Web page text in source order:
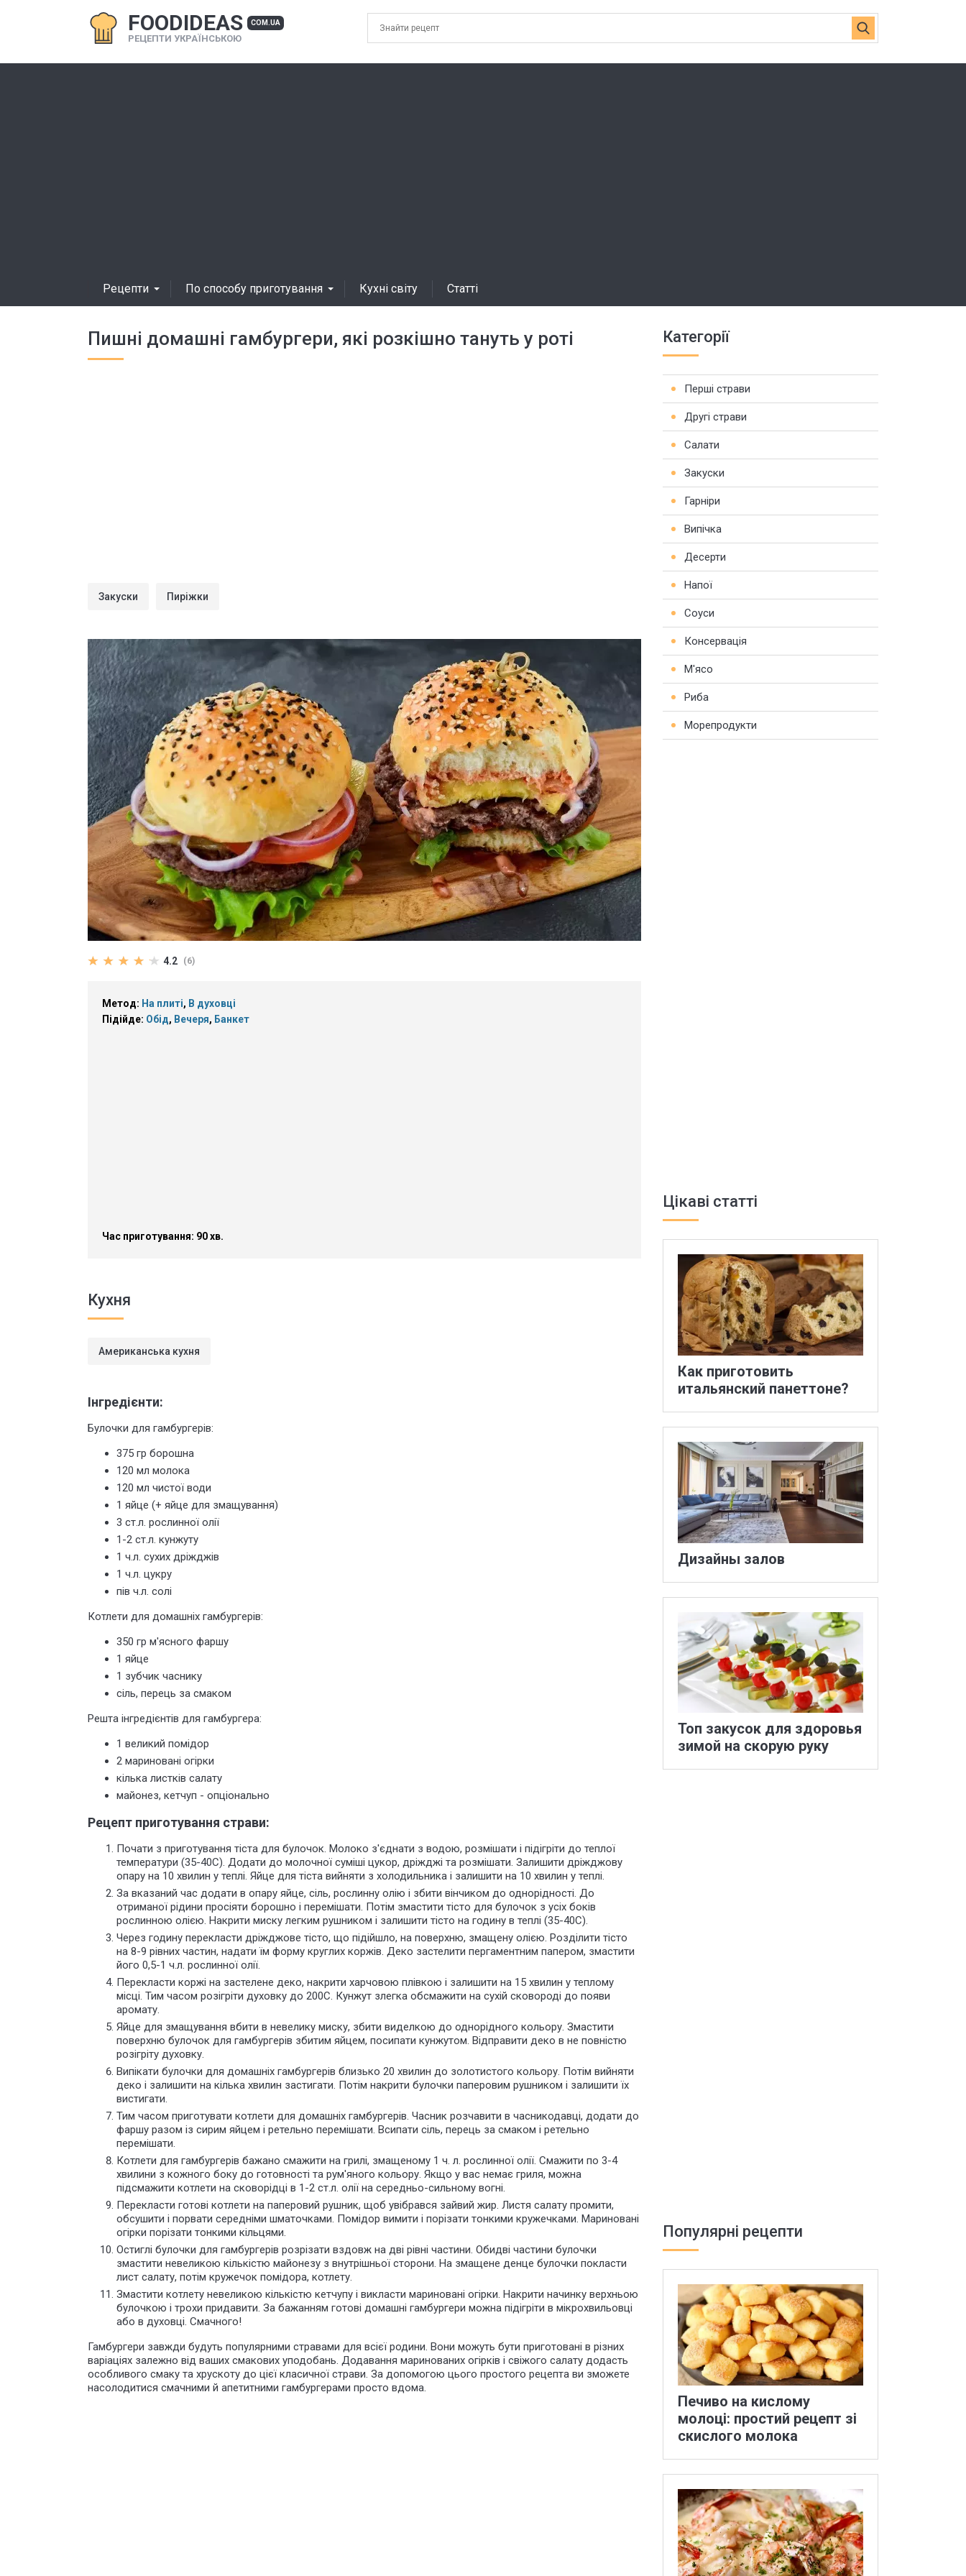
FOODIDEAS COM.UA
РЕЦЕПТИ УКРАЇНСЬКОЮ
Рецепти По способу приготування Кухні світу Статті
Пишні домашні гамбургери, які розкішно тануть у роті
Закуски Пиріжки
4.2 (6)
Метод: На плиті, В духовці
Підійде: Обід, Вечеря, Банкет
Час приготування: 90 хв.
Кухня
Американська кухня
Інгредієнти:
Булочки для гамбургерів:
375 гр борошна
120 мл молока
120 мл чистої води
1 яйце (+ яйце для змащування)
3 ст.л. рослинної олії
1-2 ст.л. кунжуту
1 ч.л. сухих дріжджів
1 ч.л. цукру
пів ч.л. солі
Котлети для домашніх гамбургерів:
350 гр м'ясного фаршу
1 яйце
1 зубчик часнику
сіль, перець за смаком
Решта інгредієнтів для гамбургера:
1 великий помідор
2 мариновані огірки
кілька листків салату
майонез, кетчуп - опціонально
Рецепт приготування страви:
Почати з приготування тіста для булочок. Молоко з'єднати з водою, розмішати і підігріти до теплої
температури (35-40С). Додати до молочної суміші цукор, дріжджі та розмішати. Залишити дріжджову
опару на 10 хвилин у теплі. Яйце для тіста вийняти з холодильника і залишити на 10 хвилин у теплі.
За вказаний час додати в опару яйце, сіль, рослинну олію і збити вінчиком до однорідності. До
отриманої рідини просіяти борошно і перемішати. Потім змастити тісто для булочок з усіх боків
рослинною олією. Накрити миску легким рушником і залишити тісто на годину в теплі (35-40С).
Через годину перекласти дріжджове тісто, що підійшло, на поверхню, змащену олією. Розділити тісто
на 8-9 рівних частин, надати їм форму круглих коржів. Деко застелити пергаментним папером, змастити
його 0,5-1 ч.л. рослинної олії.
Перекласти коржі на застелене деко, накрити харчовою плівкою і залишити на 15 хвилин у теплому
місці. Тим часом розігріти духовку до 200С. Кунжут злегка обсмажити на сухій сковороді до появи
аромату.
Яйце для змащування вбити в невелику миску, збити виделкою до однорідного кольору. Змастити
поверхню булочок для гамбургерів збитим яйцем, посипати кунжутом. Відправити деко в не повністю
розігріту духовку.
Випікати булочки для домашніх гамбургерів близько 20 хвилин до золотистого кольору. Потім вийняти
деко і залишити на кілька хвилин застигати. Потім накрити булочки паперовим рушником і залишити їх
вистигати.
Тим часом приготувати котлети для домашніх гамбургерів. Часник розчавити в часникодавці, додати до
фаршу разом із сирим яйцем і ретельно перемішати. Всипати сіль, перець за смаком і ретельно
перемішати.
Котлети для гамбургерів бажано смажити на грилі, змащеному 1 ч. л. рослинної олії. Смажити по 3-4
хвилини з кожного боку до готовності та рум'яного кольору. Якщо у вас немає гриля, можна
підсмажити котлети на сковорідці в 1-2 ст.л. олії на середньо-сильному вогні.
Перекласти готові котлети на паперовий рушник, щоб увібрався зайвий жир. Листя салату промити,
обсушити і порвати середніми шматочками. Помідор вимити і порізати тонкими кружечками. Мариновані
огірки порізати тонкими кільцями.
Остиглі булочки для гамбургерів розрізати вздовж на дві рівні частини. Обидві частини булочки
змастити невеликою кількістю майонезу з внутрішньої сторони. На змащене денце булочки покласти
лист салату, потім кружечок помідора, котлету.
Змастити котлету невеликою кількістю кетчупу і викласти мариновані огірки. Накрити начинку верхньою
булочкою і трохи придавити. За бажанням готові домашні гамбургери можна підігріти в мікрохвильовці
або в духовці. Смачного!
Гамбургери завжди будуть популярними стравами для всієї родини. Вони можуть бути приготовані в різних
варіаціях залежно від ваших смакових уподобань. Додавання маринованих огірків і свіжого салату додасть
особливого смаку та хрускоту до цієї класичної страви. За допомогою цього простого рецепта ви зможете
насолодитися смачними й апетитними гамбургерами просто вдома.
Категорії
Перші страви
Другі страви
Салати
Закуски
Гарніри
Випічка
Десерти
Напої
Соуси
Консервація
М'ясо
Риба
Морепродукти
Цікаві статті
Как приготовить
итальянский панеттоне?
Дизайны залов
Топ закусок для здоровья
зимой на скорую руку
Популярні рецепти
Печиво на кислому
молоці: простий рецепт зі
скислого молока